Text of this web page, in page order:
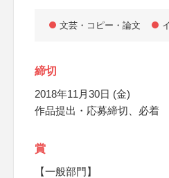
文芸・コピー・論文
締切
2018年11月30日 (金)
作品提出・応募締切、必着
賞
【一般部門】